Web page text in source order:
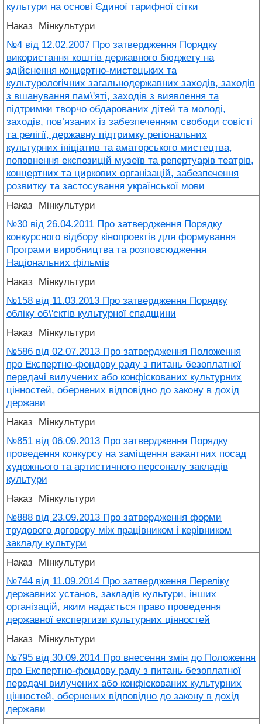
культури на основі Єдиної тарифної сітки
Наказ Мінкультури
№4 від 12.02.2007 Про затвердження Порядку
використання коштів державного бюджету на
здійснення концертно-мистецьких та
культурологічних загальнодержавних заходів, заходів
з вшанування пам\'яті, заходів з виявлення та
підтримки творчо обдарованих дітей та молоді,
заходів, пов’язаних із забезпеченням свободи совісті
та релігії, державну підтримку регіональних
культурних ініціатив та аматорського мистецтва,
поповнення експозицій музеїв та репертуарів театрів,
концертних та циркових організацій, забезпечення
розвитку та застосування української мови
Наказ Мінкультури
№30 від 26.04.2011 Про затвердження Порядку
конкурсного відбору кінопроектів для формування
Програми виробництва та розповсюдження
Національних фільмів
Наказ Мінкультури
№158 від 11.03.2013 Про затвердження Порядку
обліку об\'єктів культурної спадщини
Наказ Мінкультури
№586 від 02.07.2013 Про затвердження Положення
про Експертно-фондову раду з питань безоплатної
передачі вилучених або конфіскованих культурних
цінностей, обернених відповідно до закону в дохід
держави
Наказ Мінкультури
№851 від 06.09.2013 Про затвердження Порядку
проведення конкурсу на заміщення вакантних посад
художнього та артистичного персоналу закладів
культури
Наказ Мінкультури
№888 від 23.09.2013 Про затвердження форми
трудового договору між працівником і керівником
закладу культури
Наказ Мінкультури
№744 від 11.09.2014 Про затвердження Переліку
державних установ, закладів культури, інших
організацій, яким надається право проведення
державної експертизи культурних цінностей
Наказ Мінкультури
№795 від 30.09.2014 Про внесення змін до Положення
про Експертно-фондову раду з питань безоплатної
передачі вилучених або конфіскованих культурних
цінностей, обернених відповідно до закону в дохід
держави